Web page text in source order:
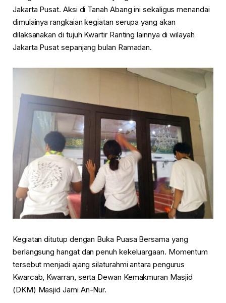
Jakarta Pusat. Aksi di Tanah Abang ini sekaligus menandai
dimulainya rangkaian kegiatan serupa yang akan
dilaksanakan di tujuh Kwartir Ranting lainnya di wilayah
Jakarta Pusat sepanjang bulan Ramadan.
Kegiatan ditutup dengan Buka Puasa Bersama yang
berlangsung hangat dan penuh kekeluargaan. Momentum
tersebut menjadi ajang silaturahmi antara pengurus
Kwarcab, Kwarran, serta Dewan Kemakmuran Masjid
(DKM) Masjid Jami An-Nur.